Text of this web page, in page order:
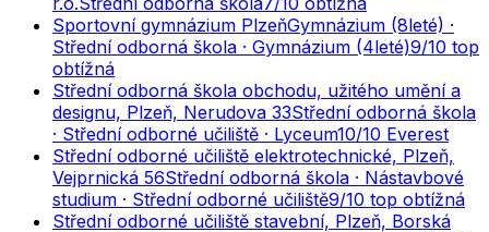
Sportovní gymnázium PlzeňGymnázium (8leté) ·
Střední odborná škola · Gymnázium (4leté)9/10 top
obtížná
Střední odborná škola obchodu, užitého umění a
designu, Plzeň, Nerudova 33Střední odborná škola
· Střední odborné učiliště · Lyceum10/10 Everest
Střední odborné učiliště elektrotechnické, Plzeň,
Vejprnická 56Střední odborná škola · Nástavbové
studium · Střední odborné učiliště9/10 top obtížná
Střední odborné učiliště stavební, Plzeň, Borská